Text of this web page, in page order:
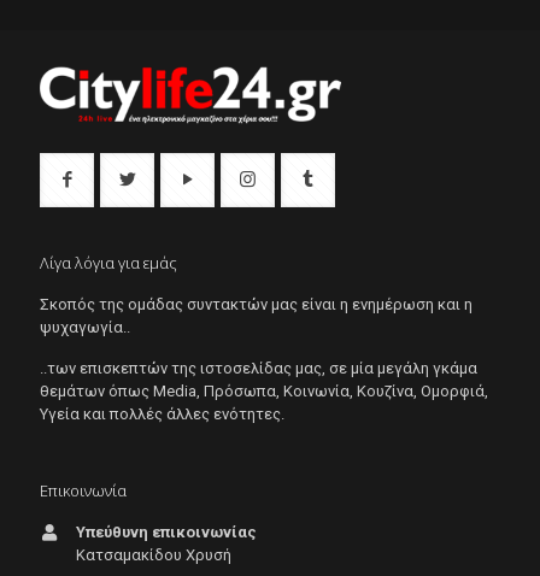
Λίγα λόγια για εμάς
Σκοπός της ομάδας συντακτών μας είναι η ενημέρωση και η
ψυχαγωγία..
..των επισκεπτών της ιστοσελίδας μας, σε μία μεγάλη γκάμα
θεμάτων όπως Μedia, Πρόσωπα, Κοινωνία, Κουζίνα, Ομορφιά,
Υγεία και πολλές άλλες ενότητες.
Επικοινωνία
Υπεύθυνη επικοινωνίας
Κατσαμακίδου Χρυσή